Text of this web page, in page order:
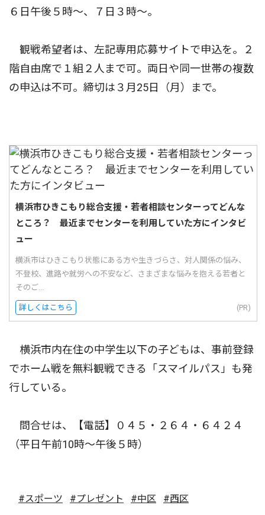
６日午後５時〜、７日３時〜。
観戦希望者は、左記専用応募サイトで申込を。２
階自由席で１組２人まで可。両日や同一世帯の複数
の申込は不可。締切は３月25日（月）まで。
横浜市ひきこもり総合支援・若者相談センターってどんな
ところ？ 最近までセンターを利用していた方にインタビ
ュー
横浜市はひきこもり状態にある方や生きづらさ、対人関係の悩み、
不登校、進路や就労への不安など、さまざまな悩みを抱える若者と
そのご...
詳しくはこちら (PR)
横浜市内在住の中学生以下の子どもは、事前登録
でホーム戦を無料観戦できる「スマイルパス」も発
行している。
問合せは、【電話】０４５・２６４・６４２４
（平日午前10時〜午後５時）
#スポーツ #プレゼント #中区 #西区